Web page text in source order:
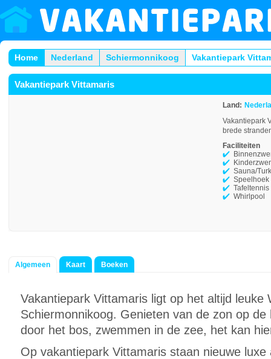
Home Nederland Schiermonnikoog Vakantiepark
Vakantiepark Vittamaris
Land:
Vakantiepark
brede
Faciliteiten
Sauna/
Speelhoek
Tafeltennis
Whirlpool
Algemeen Kaart Boeken
Vakantiepark Vittamaris ligt op het altijd leuke
Schiermonnikoog. Genieten van de zon op
door het bos, zwemmen in de zee, het kan
Op vakantiepark Vittamaris staan nieuwe